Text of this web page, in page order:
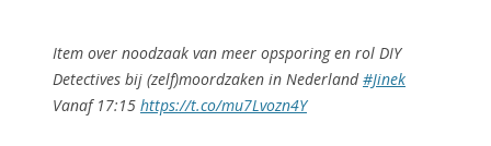
Item over noodzaak van meer opsporing en rol DIY
Detectives bij (zelf)moordzaken in Nederland#Jinek
Vanaf 17:15 https://t.co/mu7Lvozn4Y